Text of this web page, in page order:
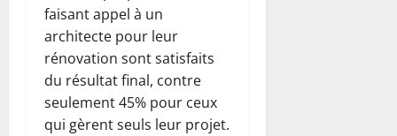
faisant appel à un
architecte pour leur
rénovation sont satisfaits
du résultat final, contre
seulement 45% pour ceux
qui gèrent seuls leur projet.